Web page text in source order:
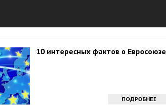
10 интересных фактов о Евросоюзе
ПОДРОБНЕЕ